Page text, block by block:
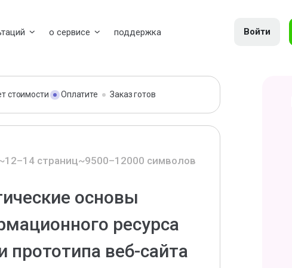
о сервисе поддержка Войти
стоимости Оплатите Заказ готов
страниц~9500–12000 символов
основы
ресурса
прототипа веб-сайта